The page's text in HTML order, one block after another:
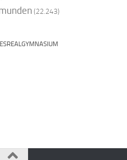
(22.243)